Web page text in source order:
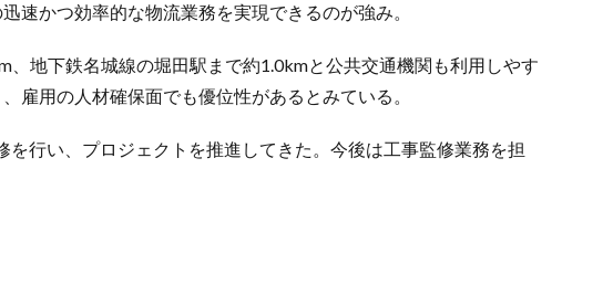
速かつ効率的な物流業務を実現できるのが強み。
、地下鉄名城線の堀田駅まで約1.0kmと公共交通機関も利用しやす
雇用の人材確保面でも優位性があるとみている。
を行い、プロジェクトを推進してきた。今後は工事監修業務を担